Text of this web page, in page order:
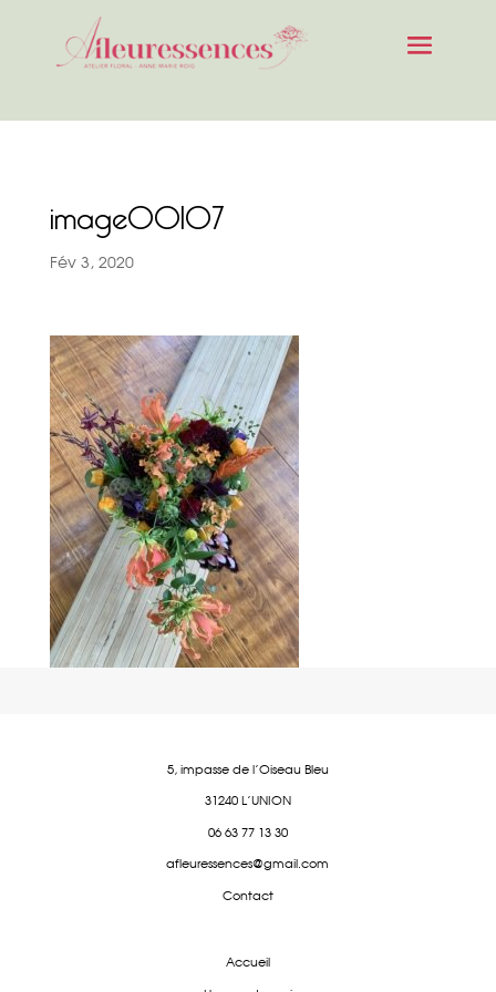
image00107
Fév 3, 2020
5, impasse de l'Oiseau Bleu
31240 L'UNION
06 63 77 13 30
afleuressences@gmail.com
Contact
Accueil